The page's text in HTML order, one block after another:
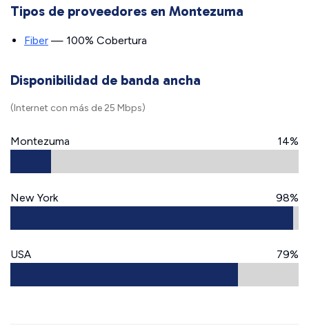
Tipos de proveedores en Montezuma
Fiber — 100% Cobertura
Disponibilidad de banda ancha
(Internet con más de 25 Mbps)
Montezuma 14%
New York 98%
USA 79%